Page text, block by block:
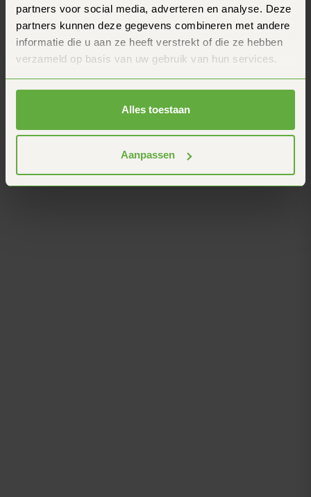
partners voor social media, adverteren en analyse. Deze
partners kunnen deze gegevens combineren met andere
informatie die u aan ze heeft verstrekt of die ze hebben
verzameld op basis van uw gebruik van hun services.
Alles toestaan
Aanpassen